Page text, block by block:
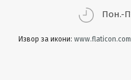
Пон.-
Извор за икони: www.flaticon.com